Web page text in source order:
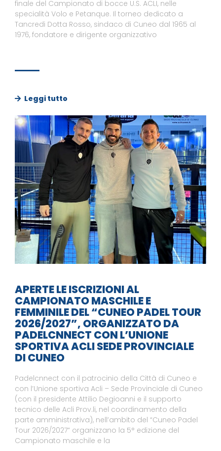
finale del Campionato di bocce U.S. ACLI, nelle
specialità Volo e Petanque. Il torneo dedicato a
Tancredi Dotta Rosso, sindaco di Cuneo dal 1965 al
1976, fondatore e dirigente organizzativo
Leggi tutto
APERTE LE ISCRIZIONI AL
CAMPIONATO MASCHILE E
FEMMINILE DEL “CUNEO PADEL TOUR
2026/2027”, ORGANIZZATO DA
PADELCNNECT CON L’UNIONE
SPORTIVA ACLI SEDE PROVINCIALE
DI CUNEO
Padelcnnect con il patrocinio della Città di Cuneo e
con l’Unione sportiva Acli – Sede Provinciale di Cuneo
(con il presidente Attilio Degioanni e il supporto
tecnico delle Acli Prov.li, nel coordinamento della
parte amministrativa), nell’ambito del “Cuneo Padel
Tour 2026/2027” organizzano la 5° edizione del
Campionato maschile e la